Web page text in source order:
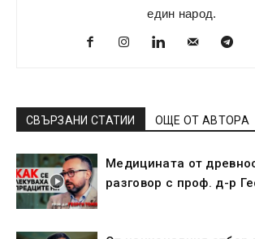
един народ.
СВЪРЗАНИ СТАТИИ ОЩЕ ОТ АВТОРА
Медицината от
разговор с проф. д-р